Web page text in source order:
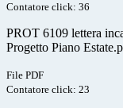
Contatore click: 36
PROT 6109 lettera
Progetto Piano
File PDF
Contatore click: 23